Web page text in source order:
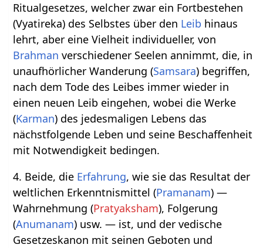
Ritualgesetzes, welcher zwar ein Fortbestehen
(Vyatireka) des Selbstes über den Leib hinaus
lehrt, aber eine Vielheit individueller, von
Brahman verschiedener Seelen annimmt, die, in
unaufhörlicher Wanderung (Samsara) begriffen,
nach dem Tode des Leibes immer wieder in
einen neuen Leib eingehen, wobei die Werke
(Karman) des jedesmaligen Lebens das
nächstfolgende Leben und seine Beschaffenheit
mit Notwendigkeit bedingen.
4. Beide, die Erfahrung, wie sie das Resultat der
weltlichen Erkenntnismittel (Pramanam) —
Wahrnehmung (Pratyaksham), Folgerung
(Anumanam) usw. — ist, und der vedische
Gesetzeskanon mit seinen Geboten und